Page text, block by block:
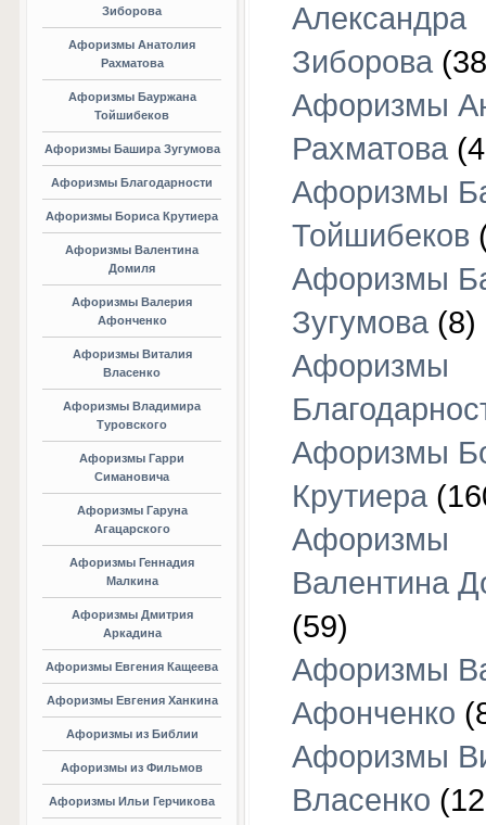
Зиборова
Афоризмы Анатолия
Рахматова
Афоризмы Бауржана
Тойшибеков
Афоризмы Башира Зугумова
Афоризмы Благодарности
Афоризмы Бориса Крутиера
Афоризмы Валентина
Домиля
Афоризмы Валерия
Афонченко
Афоризмы Виталия
Власенко
Афоризмы Владимира
Туровского
Афоризмы Гарри
Симановича
Афоризмы Гаруна
Агацарского
Афоризмы Геннадия
Малкина
Афоризмы Дмитрия
Аркадина
Афоризмы Евгения Кащеева
Афоризмы Евгения Ханкина
Афоризмы из Библии
Афоризмы из Фильмов
Афоризмы Ильи Герчикова
Александра
Зиборова
Афоризмы
Рахматова
Афоризмы
Тойшибеков
Афоризмы
Зугумова (8)
Афоризмы
Афоризмы
Крутиера
Афоризмы
Валентина
(59)
Афоризмы
Афонченко
Афоризмы
Власенко